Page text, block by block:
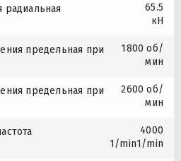
радиальная
65.5
кН
предельная при
1800 об/
мин
предельная при
2600 об/
мин
4000
1/min1/min